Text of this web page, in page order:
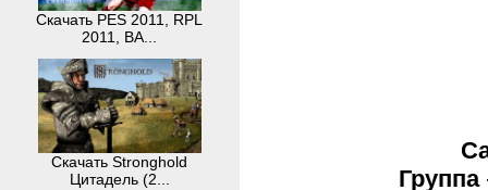
Скачать PES 2011, RPL
2011, BA...
Скачать Stronghold
Цитадель (2...
Группа